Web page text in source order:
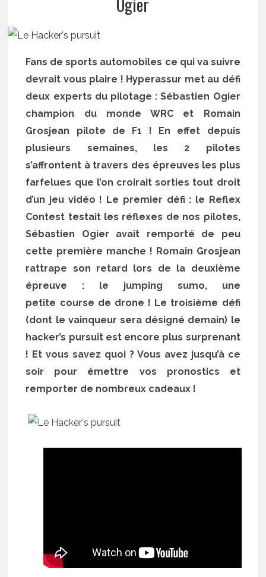
Fans de sports automobiles ce qui va suivre
devrait vous plaire ! Hyperassur met au défi
deux experts du pilotage : Sébastien Ogier
champion du monde WRC et Romain
Grosjean pilote de F1 ! En effet depuis
plusieurs semaines, les 2 pilotes
s’affrontent à travers des épreuves les plus
farfelues que l’on croirait sorties tout droit
d’un jeu vidéo ! Le premier défi : le Reflex
Contest testait les réflexes de nos pilotes,
Sébastien Ogier avait remporté de peu
cette première manche ! Romain Grosjean
rattrape son retard lors de la deuxième
épreuve : le jumping sumo, une
petite course de drone ! Le troisième défi
(dont le vainqueur sera désigné demain) le
hacker’s pursuit est encore plus surprenant
! Et vous savez quoi ? Vous avez jusqu’à ce
soir pour émettre vos pronostics et
remporter de nombreux cadeaux !